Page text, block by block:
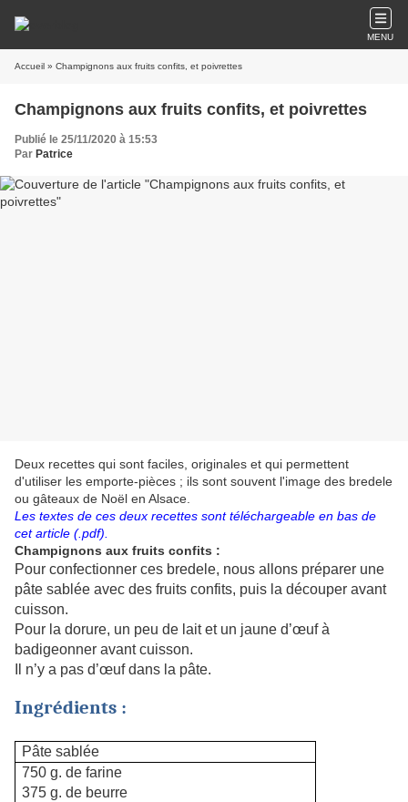
MENU
Accueil » Champignons aux fruits confits, et poivrettes
Champignons aux fruits confits, et poivrettes
Publié le 25/11/2020 à 15:53
Par Patrice
Deux recettes qui sont faciles, originales et qui permettent
d'utiliser les emporte-pièces ; ils sont souvent l'image des bredele
ou gâteaux de Noël en Alsace.
Les textes de ces deux recettes sont téléchargeable en bas de
cet article (.pdf).
Champignons aux fruits confits :
Pour confectionner ces bredele, nous allons préparer une
pâte sablée avec des fruits confits, puis la découper avant
cuisson.
Pour la dorure, un peu de lait et un jaune d’œuf à
badigeonner avant cuisson.
Il n’y a pas d’œuf dans la pâte.
Ingrédients :
Pâte sablée
750 g. de farine
375 g. de beurre